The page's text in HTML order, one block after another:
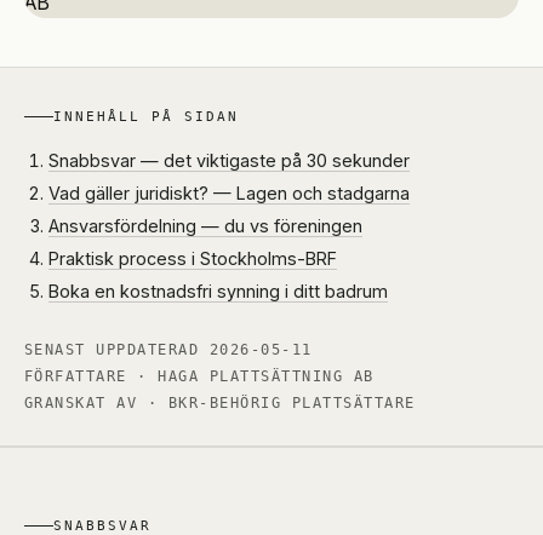
INNEHÅLL PÅ SIDAN
Snabbsvar — det viktigaste på 30 sekunder
Vad gäller juridiskt? — Lagen och stadgarna
Ansvarsfördelning — du vs föreningen
Praktisk process i Stockholms-BRF
Boka en kostnadsfri synning i ditt badrum
SENAST UPPDATERAD 2026-05-11
FÖRFATTARE · HAGA PLATTSÄTTNING AB
GRANSKAT AV · BKR-BEHÖRIG PLATTSÄTTARE
SNABBSVAR